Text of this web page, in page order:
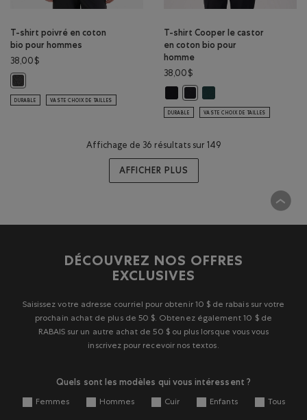
T-shirt poivré en coton
bio pour hommes
38,00$
T-shirt poivré en coton bio pour hommes: POIVRE NOIR Couleur
DURABLE VASTE CHOIX DE TAILLES
T-shirt Cooper le castor
en coton bio pour
homme
38,00$
T-shirt Cooper le castor en coton
DURABLE VASTE CHOIX DE TAILLES
Affichage de 36 résultats sur 149
AFFICHER PLUS
DÉCOUVREZ NOS OFFRES
EXCLUSIVES
Saisissez votre adresse courriel pour obtenir 10 $ de rabais sur votre
prochain achat de plus de 50 $. Obtenez également 10 $ de
RABAIS sur un autre achat de 50 $ ou plus lorsque vous vous
inscrivez pour recevoir nos textos.
Quels sont les modèles qui vous intéressent ?
Femmes Hommes Cuir Enfants Tous